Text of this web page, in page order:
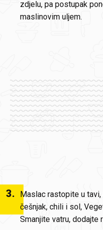
zdjelu, pa postupak
maslinovim uljem.
3.
Maslac rastopite u
češnjak, chili i sol,
Smanjite vatru, dodajte